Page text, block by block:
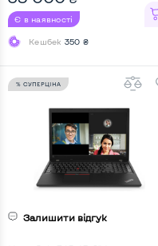
2070 Max-Q, IPS, Full HD, Key
Light
Є в наявності
Кешбек 350 ₴
% СУПЕРЦІНА
Залишити відгук